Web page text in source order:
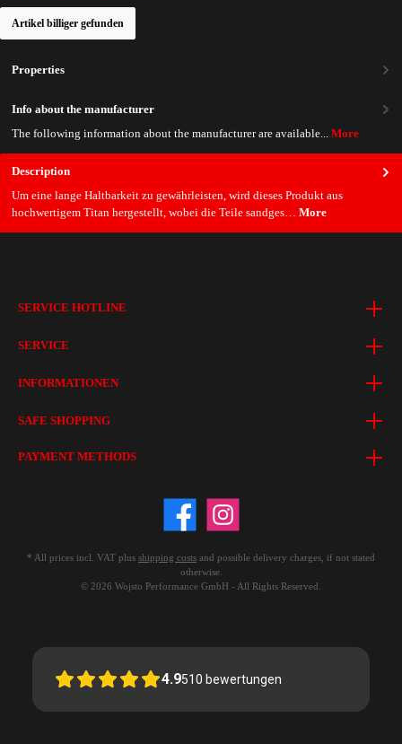
Artikel billiger gefunden
Description
Um eine lange Haltbarkeit zu gewährleisten, wird dieses Produkt aus
hochwertigem Titan hergestellt, wobei die Teile sandges… More
Properties
Info about the manufacturer
The following information about the manufacturer are available... More
SERVICE HOTLINE
SERVICE
INFORMATIONEN
SAFE SHOPPING
PAYMENT METHODS
* All prices incl. VAT plus shipping costs and possible delivery charges, if not stated
otherwise.
© 2026 Wojsto Performance GmbH - All Rights Reserved.
4.9510 bewertungen